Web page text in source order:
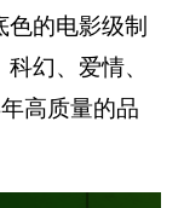
色的电影级制
幻、爱情、
高质量的品